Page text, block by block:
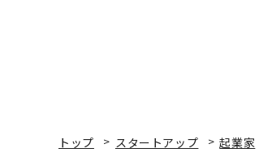
トップ スタートアップ 起業家